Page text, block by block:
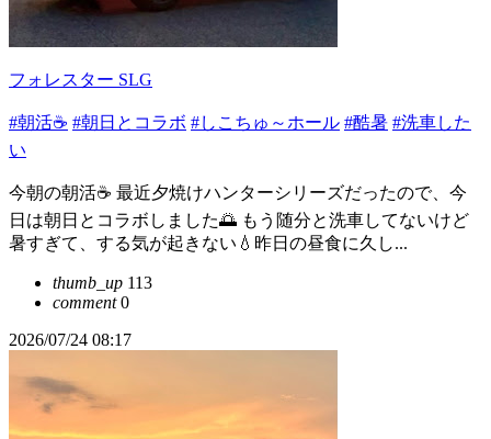
フォレスター SLG
#朝活☕️ #朝日とコラボ #しこちゅ～ホール #酷暑 #洗車した
い
今朝の朝活☕️ 最近夕焼けハンターシリーズだったので、今
日は朝日とコラボしました🌅 もう随分と洗車してないけど
暑すぎて、する気が起きない💧昨日の昼食に久し...
thumb_up 113
comment0
2026/07/24 08:17